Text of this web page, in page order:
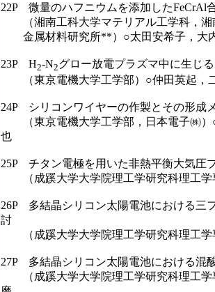
22P 微量のハフニウムを添加したFeCrAl
（湘南工科大学マテリアル工学科，湘
金属材料研究所**）○太田安希子，大
23P H2-N2グロー放電プラズマ中に生じ
（東京電機大学工学部）○仲田英起，
24P シリコンワイヤーの作製とその形成
（東京電機大学工学部，日本電子㈱）
也
25P チタン電極を用いた非熱平衡大気圧
（成蹊大学大学院理工学研究科理工学
26P 多結晶シリコン太陽電池における三
討
（成蹊大学大学院理工学研究科理工学
27P 多結晶シリコン太陽電池における混
（成蹊大学大学院理工学研究科理工学